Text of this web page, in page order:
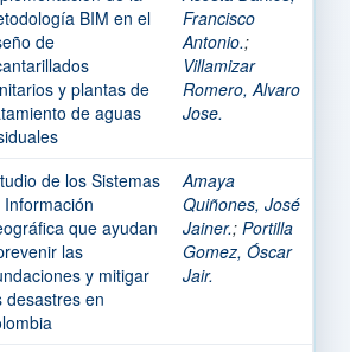
BIM en el
de
y plantas de
de aguas
Francisco
Antonio.;
Villamizar
Romero, Alvaro
Jose.
de los Sistemas
Información
que ayudan
las
y mitigar
desastres en
Amaya
Quiñones, José
Jainer.; Portilla
Gomez, Óscar
Jair.